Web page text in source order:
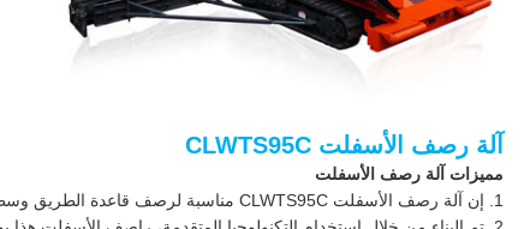
آلة رصف الأسفلت CLWTS95C
مميزات آلة رصف الأسفلت
1. إن آلة رصف الأسفلت CLWTS95C مناسبة لرصف قاعدة الطريق وسطح الطريق كلاهما.